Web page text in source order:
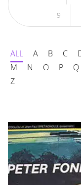
9
ALL A B C
M
N O P Q
Z